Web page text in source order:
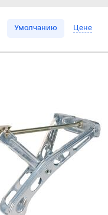
Умолчанию Цене